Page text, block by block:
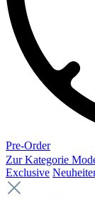
Pre-Order
Zur Kategorie
Exclusive